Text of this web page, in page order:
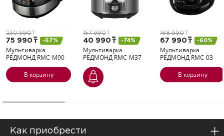
230 990 т
75 990 т -67%
Мультиварка
РЕДМОНД RMC-M90
В корзину
157 990 т
40 990 т -74%
Мультиварка
РЕДМОНД RMC-M37
168 990 т
67 990 т -60%
Мультиварка
РЕДМОНД RMC-03
В корзину
Как приобрести